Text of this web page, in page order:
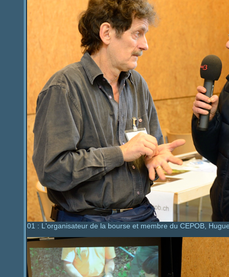
01 : L'organisateur de la bourse et membre du CEPOB,